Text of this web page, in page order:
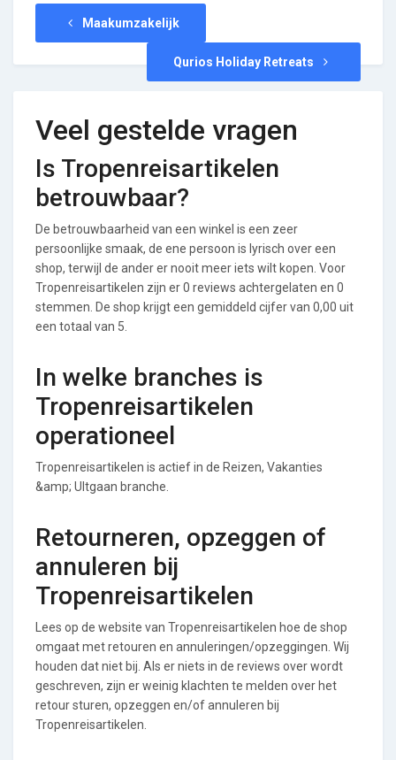
Maakumzakelijk
Qurios Holiday Retreats
Veel gestelde vragen
Is Tropenreisartikelen
betrouwbaar?
De betrouwbaarheid van een winkel is een zeer
persoonlijke smaak, de ene persoon is lyrisch over een
shop, terwijl de ander er nooit meer iets wilt kopen. Voor
Tropenreisartikelen zijn er 0 reviews achtergelaten en 0
stemmen. De shop krijgt een gemiddeld cijfer van 0,00 uit
een totaal van 5.
In welke branches is
Tropenreisartikelen
operationeel
Tropenreisartikelen is actief in de Reizen, Vakanties
&amp; UItgaan branche.
Retourneren, opzeggen of
annuleren bij
Tropenreisartikelen
Lees op de website van Tropenreisartikelen hoe de shop
omgaat met retouren en annuleringen/opzeggingen. Wij
houden dat niet bij. Als er niets in de reviews over wordt
geschreven, zijn er weinig klachten te melden over het
retour sturen, opzeggen en/of annuleren bij
Tropenreisartikelen.